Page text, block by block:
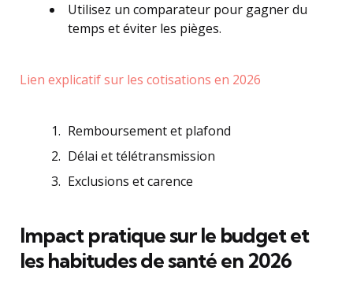
Utilisez un comparateur pour gagner du
temps et éviter les pièges.
Lien explicatif sur les cotisations en 2026
Remboursement et plafond
Délai et télétransmission
Exclusions et carence
Impact pratique sur le budget et
les habitudes de santé en 2026